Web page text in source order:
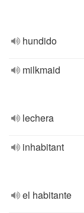
hundido
milkmaid
lechera
inhabitant
el habitante